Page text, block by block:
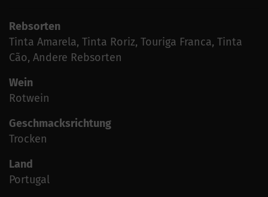
Rebsorten
Tinta Amarela, Tinta Roriz, Touriga Franca, Tinta
Cão, Andere Rebsorten
Wein
Rotwein
Geschmacksrichtung
Trocken
Land
Portugal